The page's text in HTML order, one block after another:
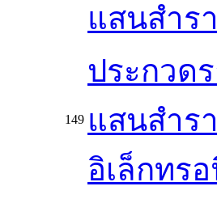
แสนสำร
149
ประกวด
แสนสำร
อิเล็กทร